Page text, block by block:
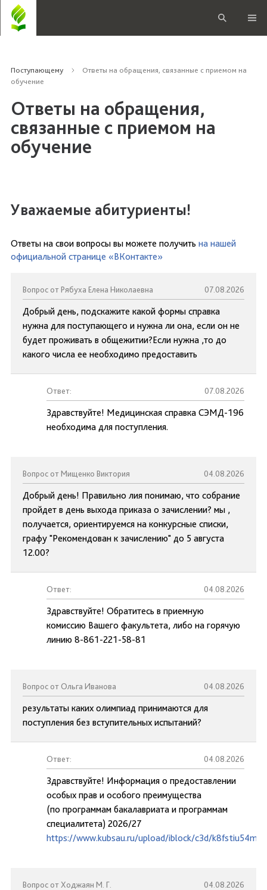
Поступающему
Ответы на обращения, связанные с приемом на
обучение
Ответы на обращения,
связанные с приемом на
обучение
Уважаемые абитуриенты!
Ответы на свои вопросы вы можете получить на нашей
официальной странице «ВКонтакте»
Вопрос от Рябуха Елена Николаевна 07.08.2026
Добрый день, подскажите какой формы справка
нужна для поступающего и нужна ли она, если он не
будет проживать в общежитии?Если нужна ,то до
какого числа ее необходимо предоставить
Ответ: 07.08.2026
Здравствуйте! Медицинская справка СЭМД-196
необходима для поступления.
Вопрос от Мищенко Виктория 04.08.2026
Добрый день! Правильно лия понимаю, что собрание
пройдет в день выхода приказа о зачислении? мы ,
получается, ориентируемся на конкурсные списки,
графу "Рекомендован к зачислению" до 5 августа
12.00?
Ответ: 04.08.2026
Здравствуйте! Обратитесь в приемную
комиссию Вашего факультета, либо на горячую
линию 8-861-221-58-81
Вопрос от Ольга Иванова 04.08.2026
результаты каких олимпиад принимаются для
поступления без вступительных испытаний?
Ответ: 04.08.2026
Здравствуйте! Информация о предоставлении
особых прав и особого преимущества
(по программам бакалавриата и программам
специалитета) 2026/27
https://www.kubsau.ru/upload/iblock/c3d/
Вопрос от Ходжаян М. Г. 04.08.2026